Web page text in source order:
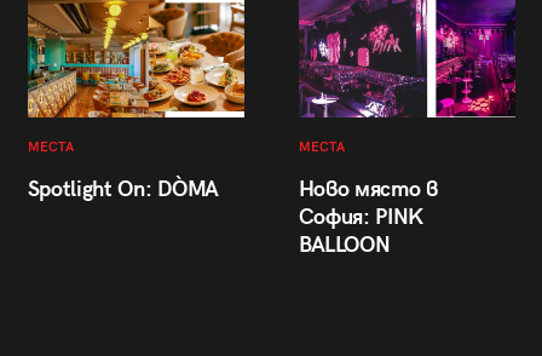
МЕСТА
Spotlight On: DÒMA
МЕСТА
Ново място в
София: PINK
BALLOON